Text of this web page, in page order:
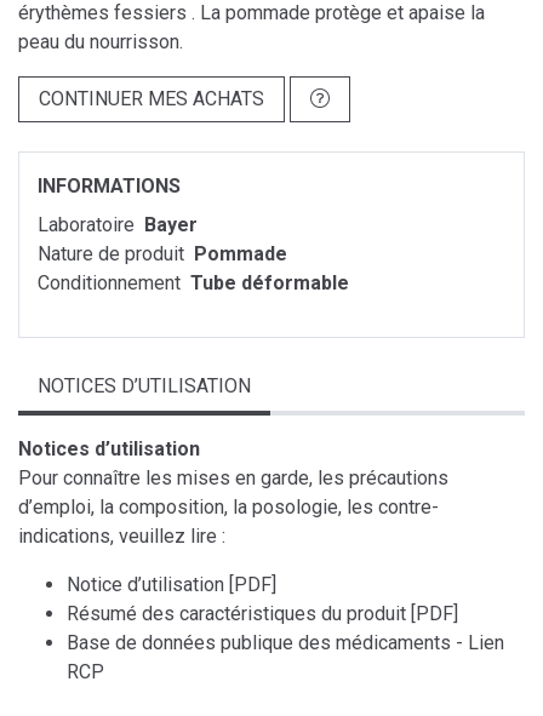
érythèmes fessiers . La pommade protège et apaise la
peau du nourrisson.
CONTINUER MES ACHATS
INFORMATIONS
Laboratoire Bayer
Nature de produit Pommade
Conditionnement Tube déformable
NOTICES D’UTILISATION
Notices d’utilisation
Pour connaître les mises en garde, les précautions
d’emploi, la composition, la posologie, les contre-
indications, veuillez lire :
Notice d’utilisation [PDF]
Résumé des caractéristiques du produit [PDF]
Base de données publique des médicaments - Lien
RCP